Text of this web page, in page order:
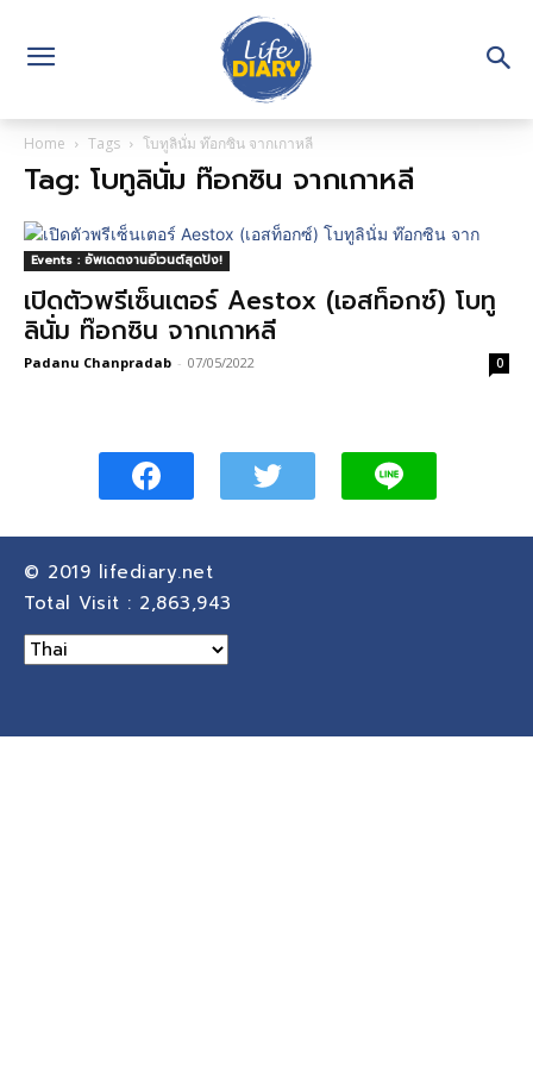
Home Tags โบทูลินั่ม ท๊อกซิน จากเกาหลี
Tag: โบทูลินั่ม ท๊อกซิน จากเกาหลี
Events : อัพเดตงานอีเวนต์สุดปัง!
เปิดตัวพรีเซ็นเตอร์ Aestox (เอสท็อกซ์) โบทู
ลินั่ม ท๊อกซิน จากเกาหลี
Padanu Chanpradab - 07/05/2022 0
© 2019 lifediary.net
Total Visit : 2,863,943